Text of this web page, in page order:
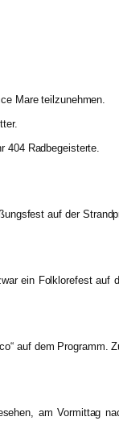
Mare teilzunehmen.
404 Radbegeisterte.
auf der
ein Folklorefest
auf dem Programm.
am Vormittag